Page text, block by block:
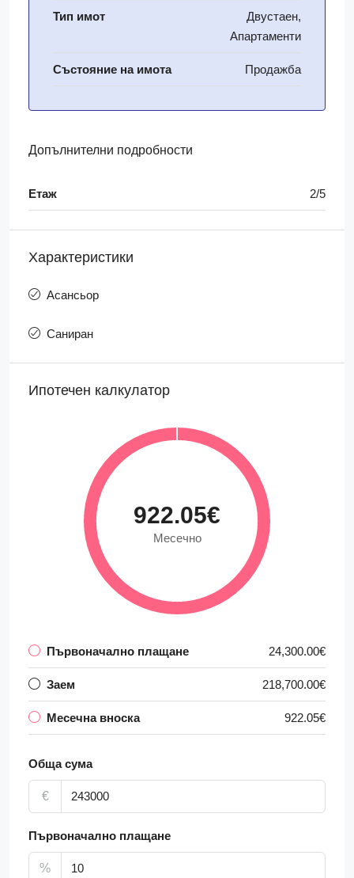
Тип имот
Двустаен,
Апартаменти
Състояние на имота Продажба
Допълнителни подробности
Етаж 2/5
Характеристики
Асансьор
Саниран
Ипотечен калкулатор
922.05€
Месечно
Първоначално плащане 24,300.00€
Заем 218,700.00€
Месечна вноска 922.05€
Обща сума
€
Първоначално плащане
%